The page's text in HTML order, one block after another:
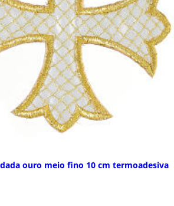
ouro meio fino 10 cm termoadesiva